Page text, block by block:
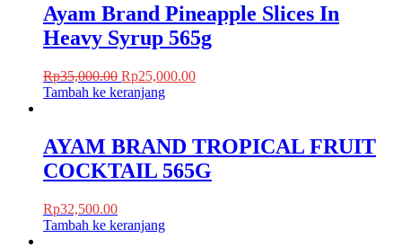
Ayam Brand Pineapple Slices In
Heavy Syrup 565g
Rp35,000.00 Rp25,000.00
Tambah ke keranjang
AYAM BRAND TROPICAL FRUIT
COCKTAIL 565G
Rp32,500.00
Tambah ke keranjang